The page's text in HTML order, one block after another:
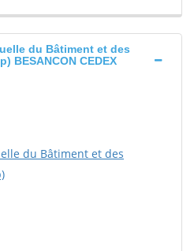
du Bâtiment et des
BESANCON CEDEX
du Bâtiment et des